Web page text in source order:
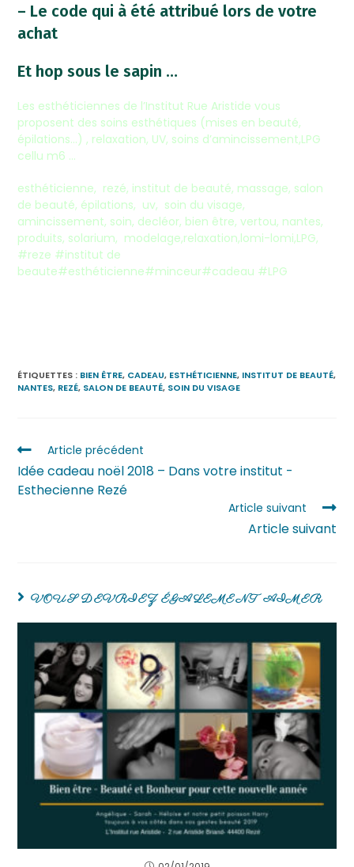
– Le code qui à été attribué lors de votre
achat
Et hop sous le sapin …
Les esthéticiennes de l’Institut Rue Aristide vous
proposent des soins esthétiques (mises en beauté,
épilations…) , relaxation, UV, soins d’amincissement,LPG
cellu m6 …
esthéticienne, rezé, institut de beauté, massage, salon
de beauté, épilations, uv, soin du visage,
amincissement, soin, decléor, bien être, vertou, nantes,
produits, solarium, modelage,relaxation,lomi-lomi,LPG,
#reze #institut de
beaute#esthéticienne#minceur#cadeau #LPG
ÉTIQUETTES : BIEN ÊTRE, CADEAU, ESTHÉTICIENNE, INSTITUT DE BEAUTÉ,
NANTES, REZÉ, SALON DE BEAUTÉ, SOIN DU VISAGE
Article précédent
Idée cadeau noël 2018 – Dans votre institut -
Esthecienne Rezé
Article suivant
Article suivant
VOUS DEVRIEZ ÉGALEMENT AIMER